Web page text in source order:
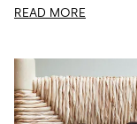
READ MORE